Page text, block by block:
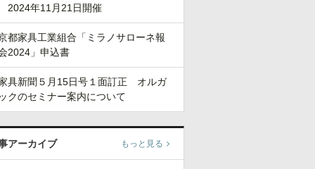
年11月21日開催
都家具工業組合「ミラノサローネ報
2024」申込書
具新聞５月15日号１面訂正 オルガ
クのセミナー案内について
アーカイブ もっと見る